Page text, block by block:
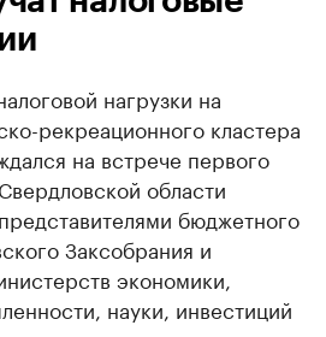
нагрузки на
рекреационного кластера
на встрече первого
области
бюджетного
Заксобрания и
экономики,
науки, инвестиций